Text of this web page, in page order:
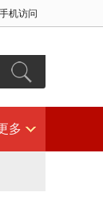
手机访问
多